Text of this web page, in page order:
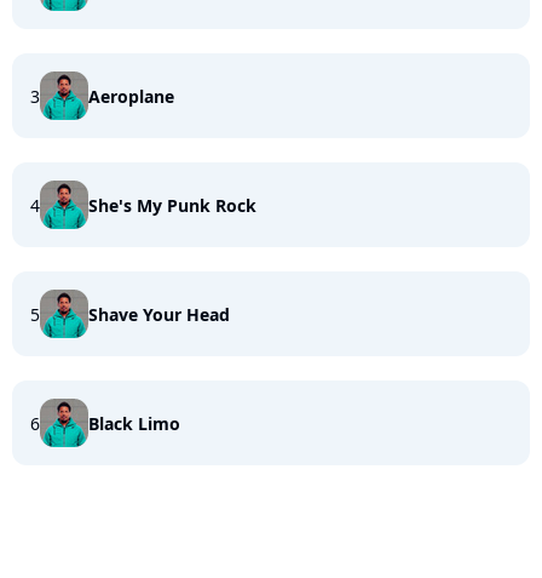
3 Aeroplane
4 She's My Punk Rock
5 Shave Your Head
6 Black Limo